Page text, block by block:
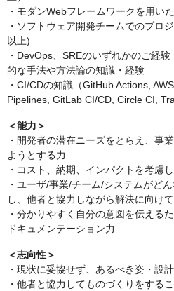
・モダンWebフレームワークを用い
・ソフトウェア開発チームでのプロ
以上)
・DevOps、SREのいずれかのご経
的な手法や方法論の知識・経験
・CI/CDの知識（GitHub Actions,
Pipelines, GitLab CI/CD, Circle CI,
＜能力＞
・開発者の潜在ニーズをとらえ、事
ようとする力
・コスト、納期、インパクトを考慮
・ユーザ/事業/チーム/システムがど
し、他者と協力しながら解決に向け
・分かりやすく自分の意図を伝える
ドキュメンテーション力
＜志向性＞
・現状に妥協せず、あるべき姿・設
・他者と協力してものづくりをする